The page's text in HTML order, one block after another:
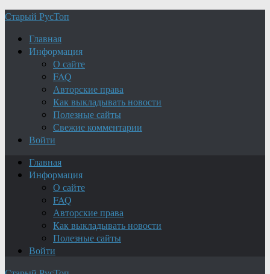
Старый РусТоп
Главная
Информация
О сайте
FAQ
Авторские права
Как выкладывать новости
Полезные сайты
Свежие комментарии
Войти
Главная
Информация
О сайте
FAQ
Авторские права
Как выкладывать новости
Полезные сайты
Войти